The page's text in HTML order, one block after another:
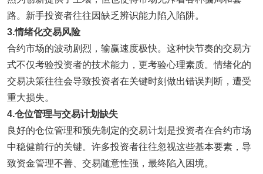
路。新手投资者往往因缺乏辨识能力陷入陷阱。
3.情绪化交易风险
合约市场的波动剧烈，输赢速度极快。这种快节奏的交易方
式不仅考验投资者的技术能力，更考验心理素质。情绪化的
交易决策往往会导致投资者在关键时刻做出错误判断，遭受
重大损失。
4.仓位管理与交易计划缺失
良好的仓位管理和预先制定的交易计划是投资者在合约市场
中稳健前行的关键。许多投资者往往忽视这些基本要素，导
致资金管理不善、交易随意性强，最终陷入困境。